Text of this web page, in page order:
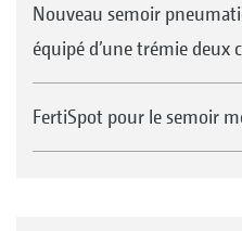
Nouveau semoir
équipé d’une trémie deux
FertiSpot pour le semoir